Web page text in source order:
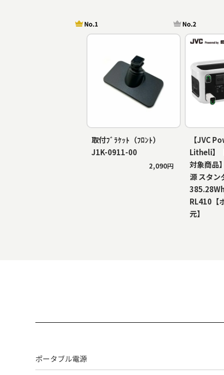
取付ﾌﾞﾗｹｯﾄ（ﾌﾛﾝﾄ）
J1K-0911-00
2,090円
【JVC
Litheli】
対象商品
源 スタン
RL410【
元】
ポータブル電源